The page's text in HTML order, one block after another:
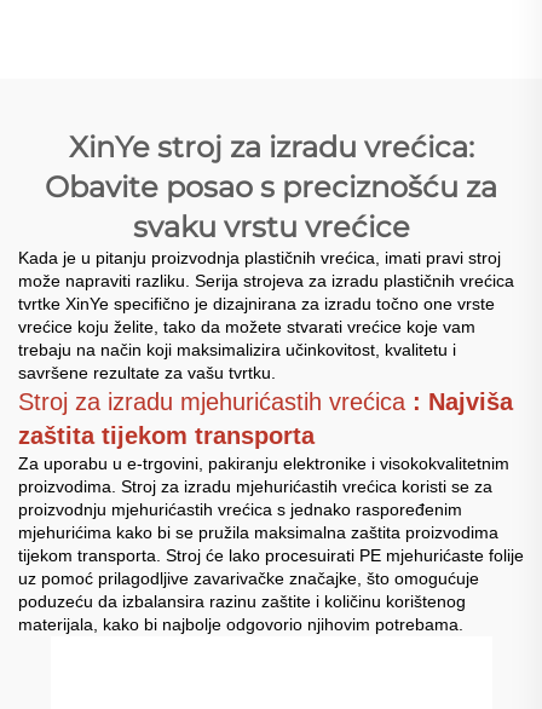
XinYe stroj za izradu vrećica:
Obavite posao s preciznošću za
svaku vrstu vrećice
Kada je u pitanju proizvodnja plastičnih vrećica, imati pravi stroj
može napraviti razliku. Serija strojeva za izradu plastičnih vrećica
tvrtke XinYe specifično je dizajnirana za izradu točno one vrste
vrećice koju želite, tako da možete stvarati vrećice koje vam
trebaju na način koji maksimalizira učinkovitost, kvalitetu i
savršene rezultate za vašu tvrtku.
Stroj za izradu mjehurićastih vrećica : Najviša
zaštita tijekom transporta
Za uporabu u e-trgovini, pakiranju elektronike i visokokvalitetnim
proizvodima. Stroj za izradu mjehurićastih vrećica koristi se za
proizvodnju mjehurićastih vrećica s jednako raspoređenim
mjehurićima kako bi se pružila maksimalna zaštita proizvodima
tijekom transporta. Stroj će lako procesuirati PE mjehurićaste folije
uz pomoć prilagodljive zavarivačke značajke, što omogućuje
poduzeću da izbalansira razinu zaštite i količinu korištenog
materijala, kako bi najbolje odgovorio njihovim potrebama.